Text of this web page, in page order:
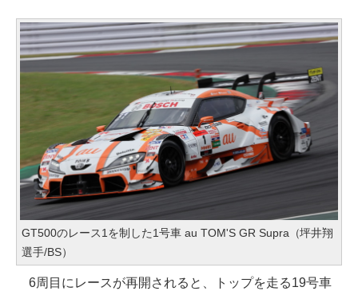
GT500のレース1を制した1号車 au TOM'S GR Supra（坪井翔
選手/BS）
6周目にレースが再開されると、トップを走る19号車